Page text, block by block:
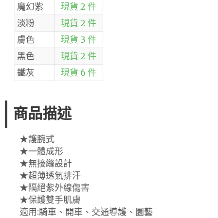
魔幻紫
現貨 2 件
淡粉
現貨 2 件
膚色
現貨 3 件
黑色
現貨 2 件
鐵灰
現貨 6 件
商品描述
★護腕式
★一體成形
★無接縫設計
★超薄透氣排汗
★隔絕紫外線傷害
★保護雙手肌膚
適用:騎車、開車、交通導護、園藝